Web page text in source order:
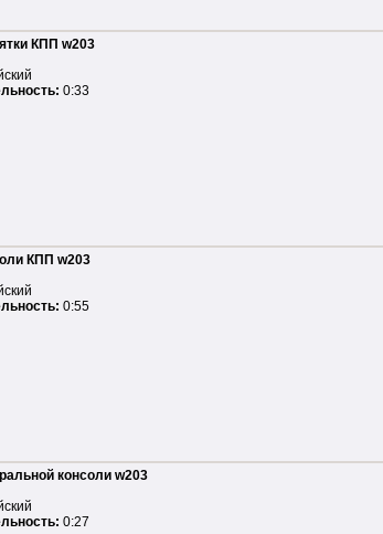
КПП w203
0:33
КПП w203
0:55
консоли w203
0:27